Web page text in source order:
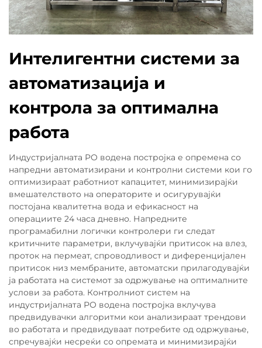
Интелигентни системи за
автоматизација и
контрола за оптимална
работа
Индустријалната РО водена постројка е опремена со
напредни автоматизирани и контролни системи кои го
оптимизираат работниот капацитет, минимизирајќи
вмешателството на операторите и осигурувајќи
постојана квалитетна вода и ефикасност на
операциите 24 часа дневно. Напредните
програмабилни логички контролери ги следат
критичните параметри, вклучувајќи притисок на влез,
проток на пермеат, спроводливост и диференцијален
притисок низ мембраните, автоматски прилагодувајќи
ја работата на системот за одржување на оптималните
услови за работа. Контролниот систем на
индустријалната РО водена постројка вклучува
предвидувачки алгоритми кои анализираат трендови
во работата и предвидуваат потребите од одржување,
спречувајќи несреќи со опремата и минимизирајќи